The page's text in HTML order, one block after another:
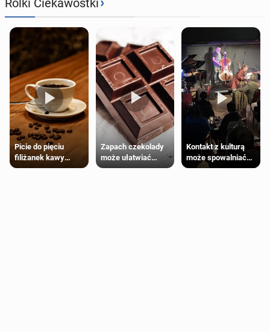
Rolki Ciekawostki
Picie do pięciu
filiżanek kawy
dziennie jest
Zapach czekolady
może ułatwiać
trening siłowy
Kontakt z kulturą
może spowalniać
starzenie